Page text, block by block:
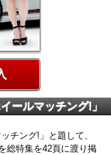
ールマッチング!」
チング!」と題して、
総特集を42頁に渡り掲